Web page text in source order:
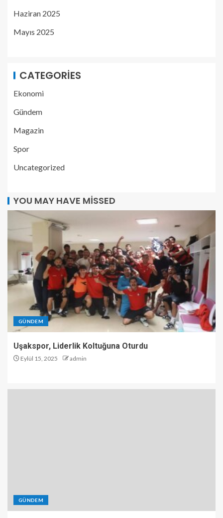
Haziran 2025
Mayıs 2025
CATEGORIES
Ekonomi
Gündem
Magazin
Spor
Uncategorized
YOU MAY HAVE MISSED
GÜNDEM
Uşakspor, Liderlik Koltuğuna Oturdu
Eylül 15, 2025 admin
GÜNDEM